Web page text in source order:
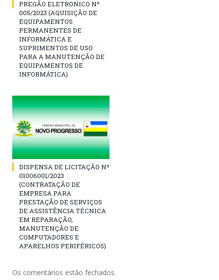
PREGÃO ELETRONICO Nº
005/2023 (AQUISIÇÃO DE
EQUIPAMENTOS
PERMANENTES DE
INFORMÁTICA E
SUPRIMENTOS DE USO
PARA A MANUTENÇÃO DE
EQUIPAMENTOS DE
INFORMÁTICA)
DISPENSA DE LICITAÇÃO Nº
01006001/2023
(CONTRATAÇÃO DE
EMPRESA PARA
PRESTAÇÃO DE SERVIÇOS
DE ASSISTÊNCIA TÉCNICA
EM REPARAÇÃO,
MANUTENÇÃO DE
COMPUTADORES E
APARELHOS PERIFÉRICOS)
Os comentários estão fechados.